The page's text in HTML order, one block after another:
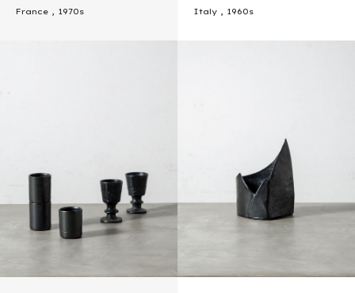
France , 1970s Italy , 1960s